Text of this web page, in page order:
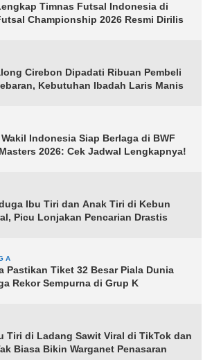
Timnas Futsal Indonesia di
Championship 2026 Resmi Dirilis
Cirebon Dipadati Ribuan Pembeli
Kebutuhan Ibadah Laris Manis
Indonesia Siap Berlaga di BWF
2026: Cek Jadwal Lengkapnya!
Ibu Tiri dan Anak Tiri di Kebun
Picu Lonjakan Pencarian Drastis
Pastikan Tiket 32 Besar Piala Dunia
Rekor Sempurna di Grup K
Tiri di Ladang Sawit Viral di TikTok dan
Biasa Bikin Warganet Penasaran